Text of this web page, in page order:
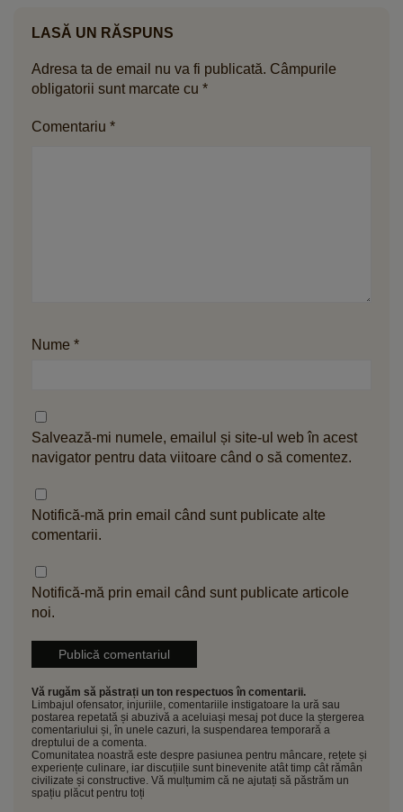
LASĂ UN RĂSPUNS
Adresa ta de email nu va fi publicată. Câmpurile
obligatorii sunt marcate cu *
Comentariu *
Nume *
Salvează-mi numele, emailul și site-ul web în acest
navigator pentru data viitoare când o să comentez.
Notifică-mă prin email când sunt publicate alte
comentarii.
Notifică-mă prin email când sunt publicate articole
noi.
Vă rugăm să păstrați un ton respectuos în comentarii.
Limbajul ofensator, injuriile, comentariile instigatoare la ură sau
postarea repetată și abuzivă a aceluiași mesaj pot duce la ștergerea
comentariului și, în unele cazuri, la suspendarea temporară a
dreptului de a comenta.
Comunitatea noastră este despre pasiunea pentru mâncare, rețete și
experiențe culinare, iar discuțiile sunt binevenite atât timp cât rămân
civilizate și constructive. Vă mulțumim că ne ajutați să păstrăm un
spațiu plăcut pentru toți